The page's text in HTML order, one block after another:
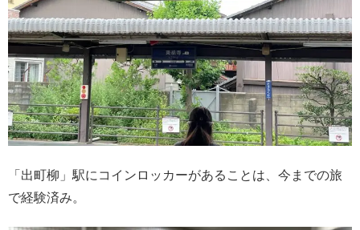
「出町柳」駅にコインロッカーがあることは、今までの旅
で経験済み。